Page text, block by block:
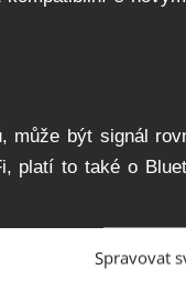
Spravovat
může být signál
platí to také o